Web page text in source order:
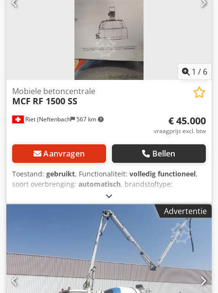
1 / 6
Riet (Neftenbach 567 km
Mobiele betoncentrale
MCF RF 1500 SS
€ 45.000
vraagprijs excl. btw
Aanvragen Bellen
Toestand: gebruikt, Functionaliteit: volledig functioneel,
soort overbrenging: automatisch, brandstoftype:
, Wij bieden deze gebruikte MCF
RF 1500 SS mobiele betonmenginstallatie, bouwjaar 2020,
te koop aan. Crjdpfx Aajzrgxbehef Capaciteit: 1000 liter. Als
u vragen heeft of meer informatie wenst, kunt u ons een
bericht sturen of ons bellen.
Advertentie